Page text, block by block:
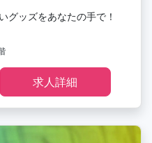
グッズをあなたの手で！
求人詳細